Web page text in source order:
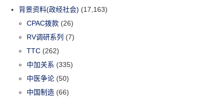
背景资料(政经社会) (17,163)
CPAC拨款 (26)
RV调研系列 (7)
TTC (262)
中加关系 (335)
中医争论 (50)
中国制造 (66)